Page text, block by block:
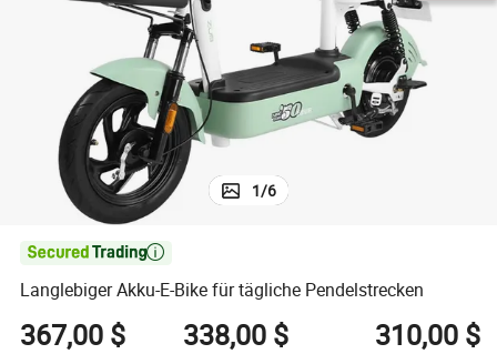
1/6

Langlebiger Akku-E-Bike für tägliche Pendelstrecken
367,00 $ 338,00 $ 310,00 $